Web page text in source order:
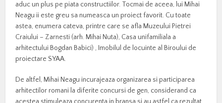
aduc un plus pe piata constructiilor. Tocmai de aceea, lui Mihai
Neagu ii este greu sa numeasca un proiect favorit. Cu toate
astea, enumera cateva, printre care se afla Muzeului Pietrei
Craiului – Zarnesti (arh. Mihai Nuta), Casa unifamiliala a
arhitectului Bogdan Babici) , Imobilul de locuinte al Biroului de
proiectare SYAA.
De altfel, Mihai Neagu incurajeaza organizarea si participarea
arhitectilor romani la diferite concursi de gen, considerand ca